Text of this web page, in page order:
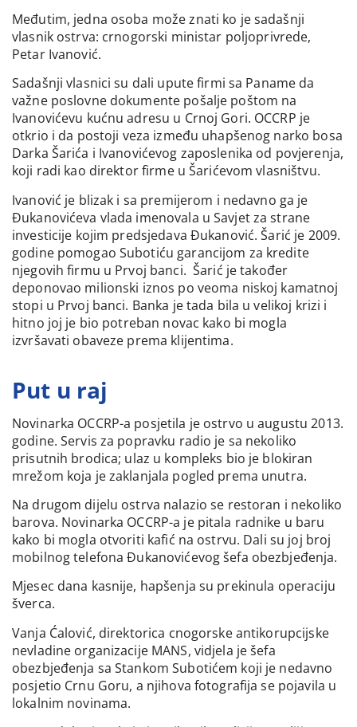
Međutim, jedna osoba može znati ko je sadašnji
vlasnik ostrva: crnogorski ministar poljoprivrede,
Petar Ivanović.
Sadašnji vlasnici su dali upute firmi sa Paname da
važne poslovne dokumente pošalje poštom na
Ivanovićevu kućnu adresu u Crnoj Gori. OCCRP je
otkrio i da postoji veza između uhapšenog narko bosa
Darka Šarića i Ivanovićevog zaposlenika od povjerenja,
koji radi kao direktor firme u Šarićevom vlasništvu.
Ivanović je blizak i sa premijerom i nedavno ga je
Đukanovićeva vlada imenovala u Savjet za strane
investicije kojim predsjedava Đukanović. Šarić je 2009.
godine pomogao Subotiću garancijom za kredite
njegovih firmu u Prvoj banci. Šarić je također
deponovao milionski iznos po veoma niskoj kamatnoj
stopi u Prvoj banci. Banka je tada bila u velikoj krizi i
hitno joj je bio potreban novac kako bi mogla
izvršavati obaveze prema klijentima.
Put u raj
Novinarka OCCRP-a posjetila je ostrvo u augustu 2013.
godine. Servis za popravku radio je sa nekoliko
prisutnih brodica; ulaz u kompleks bio je blokiran
mrežom koja je zaklanjala pogled prema unutra.
Na drugom dijelu ostrva nalazio se restoran i nekoliko
barova. Novinarka OCCRP-a je pitala radnike u baru
kako bi mogla otvoriti kafić na ostrvu. Dali su joj broj
mobilnog telefona Đukanovićevog šefa obezbjeđenja.
Mjesec dana kasnije, hapšenja su prekinula operaciju
šverca.
Vanja Ćalović, direktorica cnogorske antikorupcijske
nevladine organizacije MANS, vidjela je šefa
obezbjeđenja sa Stankom Subotićem koji je nedavno
posjetio Crnu Goru, a njihova fotografija se pojavila u
lokalnim novinama.